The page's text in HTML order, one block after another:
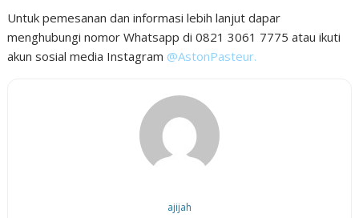
Untuk pemesanan dan informasi lebih lanjut dapar
menghubungi nomor Whatsapp di 0821 3061 7775 atau ikuti
akun sosial media Instagram @AstonPasteur.
ajijah